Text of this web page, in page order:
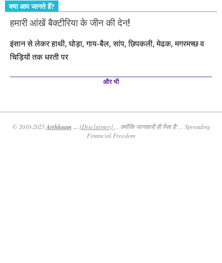
क्या आप जानते हैं?
हमारी आंखें बैक्टीरिया के जीन की देन!
इंसान से लेकर हाथी, घोड़ा, गाय-बैल, सांप, छिपकली, मेढक, मगरमच्छ व
चिड़ियों तक धरती पर
और भी
© 2010-2025Arthkaam ... {Disclaimer}
... क्योंकि जानकारी ही पैसा है! ... Spreading
Financial Freedom